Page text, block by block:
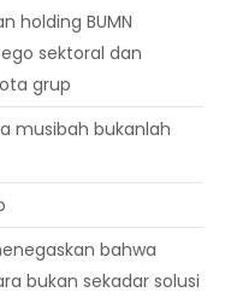
holding BUMN
sektoral dan
grup
musibah bukanlah
bahwa
bukan sekadar solusi